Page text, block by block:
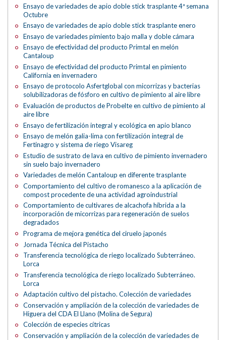
Ensayo de variedades de apio doble stick trasplante 4ª semana
Octubre
Ensayo de variedades de apio doble stick trasplante enero
Ensayo de variedades pimiento bajo malla y doble cámara
Ensayo de efectividad del producto Primtal en melón
Cantaloup
Ensayo de efectividad del producto Primtal en pimiento
California en invernadero
Ensayo de protocolo Asfertglobal con micorrizas y bacterias
solubilizadoras de fósforo en cultivo de pimiento al aire libre
Evaluación de productos de Probelte en cultivo de pimiento al
aire libre
Ensayo de fertilización integral y ecológica en apio blanco
Ensayo de melón galia-lima con fertilización integral de
Fertinagro y sistema de riego Visareg
Estudio de sustrato de lava en cultivo de pimiento invernadero
sin suelo bajo invernadero
Variedades de melón Cantaloup en diferente trasplante
Comportamiento del cultivo de romanesco a la aplicación de
compost procedente de una actividad agroindustrial
Comportamiento de cultivares de alcachofa híbrida a la
incorporación de micorrizas para regeneración de suelos
degradados
Programa de mejora genética del ciruelo japonés
Jornada Técnica del Pistacho
Transferencia tecnológica de riego localizado Subterráneo.
Lorca
Transferencia tecnológica de riego localizado Subterráneo.
Lorca
Adaptación cultivo del pistacho. Colección de variedades
Conservación y ampliación de la colección de variedades de
Higuera del CDA El Llano (Molina de Segura)
Colección de especies cítricas
Conservación y ampliación de la colección de variedades de